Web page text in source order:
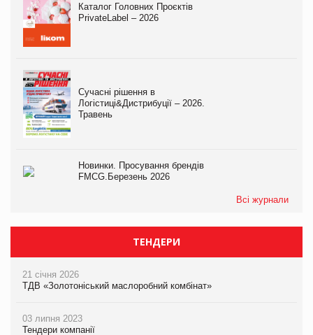
Каталог Головних Проєктів
PrivateLabel – 2026
Сучасні рішення в
Логістиці&Дистрибуції – 2026.
Травень
Новинки. Просування брендів
FMCG.Березень 2026
Всі журнали
ТЕНДЕРИ
21 січня 2026
ТДВ «Золотоніський маслоробний комбінат»
03 липня 2023
Тендери компанії